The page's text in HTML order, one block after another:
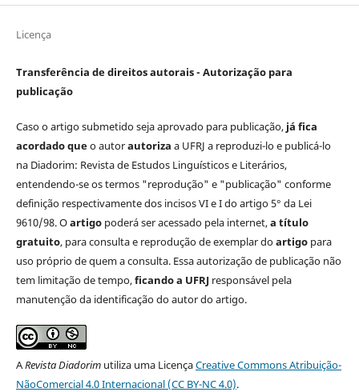
Licença
Transferência de direitos autorais - Autorização para
publicação
Caso o artigo submetido seja aprovado para publicação, já fica
acordado queo autorautoriza a UFRJ a reproduzi-lo e publicá-lo
na Diadorim: Revista de Estudos Linguísticos e Literários,
entendendo-se os termos "reprodução" e "publicação" conforme
definição respectivamente dos incisos VI e I do artigo 5° da Lei
9610/98. Oartigopoderá ser acessado pela internet,a título
gratuito, para consulta e reprodução de exemplar doartigopara
uso próprio de quem a consulta. Essa autorização de publicação não
tem limitação de tempo,ficando a UFRJresponsável pela
manutenção da identificação do autor do artigo.
ARevista Diadorimutiliza uma LicençaCreative Commons Atribuição-
NãoComercial 4.0 Internacional (CC BY-NC 4.0).